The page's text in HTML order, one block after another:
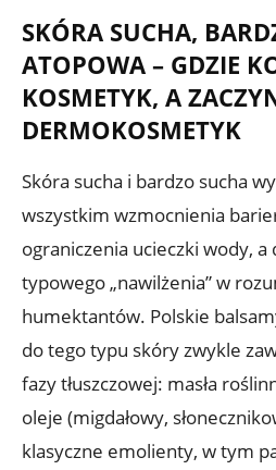
SKÓRA SUCHA,
ATOPOWA – GDZIE
KOSMETYK, A
DERMOKOSMETYK
Skóra sucha i bardzo sucha
wszystkim wzmocnienia
ograniczenia ucieczki wody,
typowego „nawilżenia” w
humektantów. Polskie
do tego typu skóry zwykle
fazy tłuszczowej: masła
oleje (migdałowy,
klasyczne emolienty, w tym